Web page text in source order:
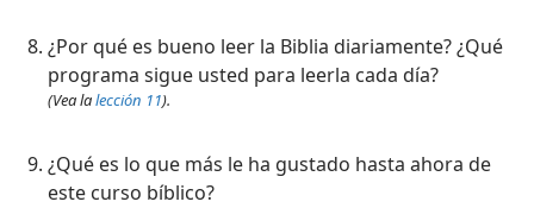
¿Por qué es bueno leer la Biblia diariamente? ¿Qué
programa sigue usted para leerla cada día?
(Vea lalección 11).
¿Qué es lo que más le ha gustado hasta ahora de
este curso bíblico?